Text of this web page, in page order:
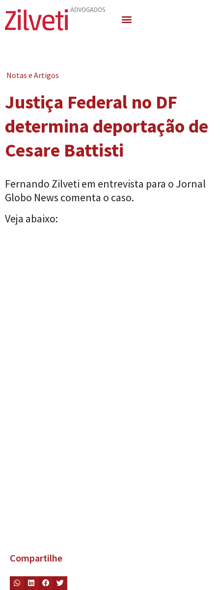
Notas e Artigos
Justiça Federal no DF
determina deportação de
Cesare Battisti
Fernando Zilveti em entrevista para o Jornal
Globo News comenta o caso.
Veja abaixo:
Compartilhe